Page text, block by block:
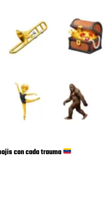
con cada trauma